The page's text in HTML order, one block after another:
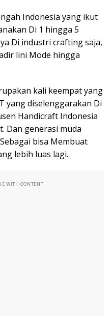
Indonesia yang ikut
Di 1 hingga 5
Di industri crafting saja,
lini Mode hingga
kali keempat yang
yang diselenggarakan Di
Handicraft Indonesia
Dan generasi muda
bisa Membuat
lebih luas lagi.
WITH CONTENT